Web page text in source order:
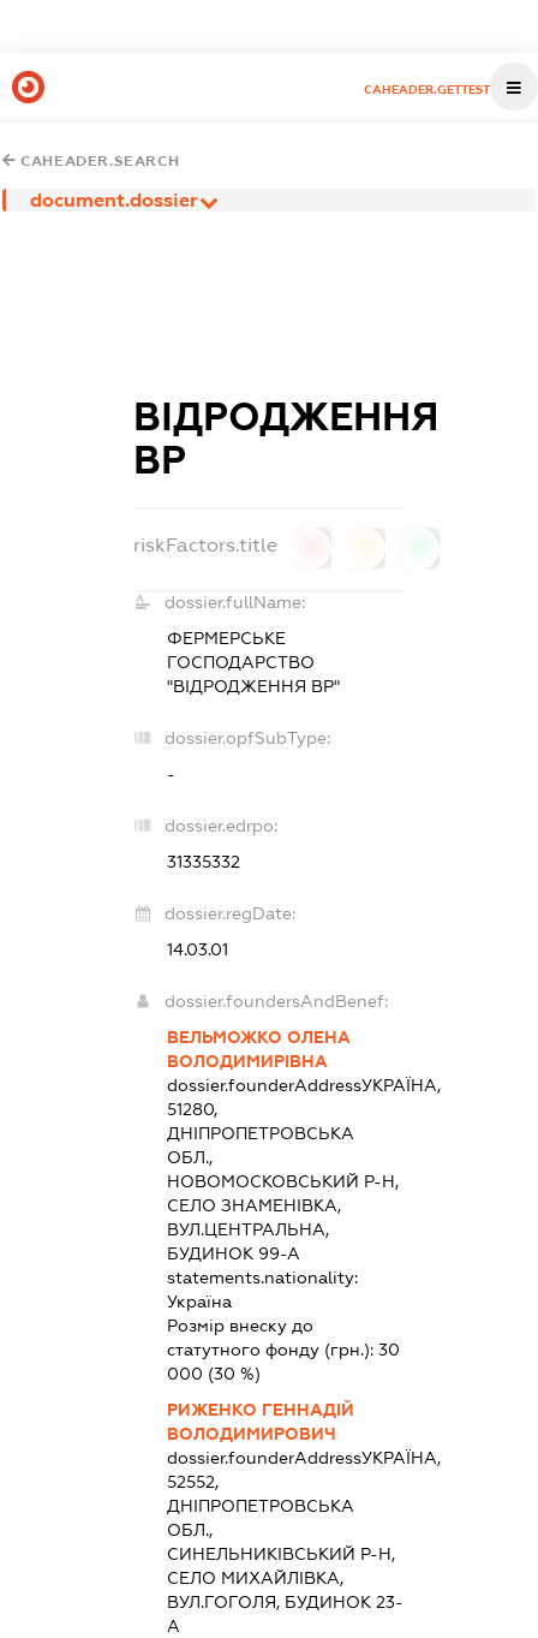
CAHEADER.GETTEST
CAHEADER.SEARCH
document.dossier
ВІДРОДЖЕННЯ
ВР
riskFactors.title
dossier.fullName:
ФЕРМЕРСЬКЕ
ГОСПОДАРСТВО
"ВІДРОДЖЕННЯ ВР"
dossier.opfSubType:
-
dossier.edrpo:
31335332
dossier.regDate:
14.03.01
dossier.foundersAndBenef:
ВЕЛЬМОЖКО ОЛЕНА
ВОЛОДИМИРІВНА
dossier.founderAddressУКРАЇНА,
51280,
ДНІПРОПЕТРОВСЬКА
ОБЛ.,
НОВОМОСКОВСЬКИЙ Р-Н,
СЕЛО ЗНАМЕНІВКА,
ВУЛ.ЦЕНТРАЛЬНА,
БУДИНОК 99-А
statements.nationality:
Україна
Розмір внеску до
статутного фонду (грн.):30
000 (30 %)
РИЖЕНКО ГЕННАДІЙ
ВОЛОДИМИРОВИЧ
dossier.founderAddressУКРАЇНА,
52552,
ДНІПРОПЕТРОВСЬКА
ОБЛ.,
СИНЕЛЬНИКІВСЬКИЙ Р-Н,
СЕЛО МИХАЙЛІВКА,
ВУЛ.ГОГОЛЯ, БУДИНОК 23-
А